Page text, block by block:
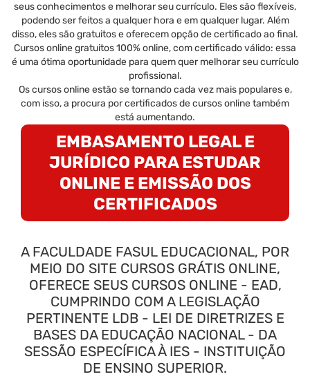
seus conhecimentos e melhorar seu currículo. Eles são flexíveis,
podendo ser feitos a qualquer hora e em qualquer lugar. Além
disso, eles são gratuitos e oferecem opção de certificado ao final.
Cursos online gratuitos 100% online, com certificado válido: essa
é uma ótima oportunidade para quem quer melhorar seu currículo
profissional.
Os cursos online estão se tornando cada vez mais populares e,
com isso, a procura por certificados de cursos online também
está aumentando.
EMBASAMENTO LEGAL E
JURÍDICO PARA ESTUDAR
ONLINE E EMISSÃO DOS
CERTIFICADOS
A FACULDADE FASUL EDUCACIONAL, POR
MEIO DO SITE CURSOS GRÁTIS ONLINE,
OFERECE SEUS CURSOS ONLINE - EAD,
CUMPRINDO COM A LEGISLAÇÃO
PERTINENTE LDB - LEI DE DIRETRIZES E
BASES DA EDUCAÇÃO NACIONAL - DA
SESSÃO ESPECÍFICA À IES - INSTITUIÇÃO
DE ENSINO SUPERIOR.